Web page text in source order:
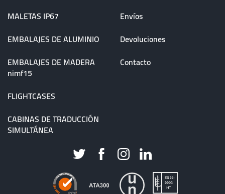
MALETAS IP67
EMBALAJES DE ALUMINIO
EMBALAJES DE MADERA
nimf15
FLIGHTCASES
CABINAS DE TRADUCCIÓN
SIMULTÁNEA
Envíos
Devoluciones
Contacto